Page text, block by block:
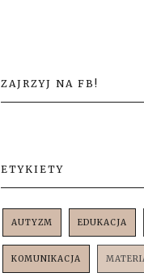
ZAJRZYJ NA FB!
ETYKIETY
AUTYZM EDUKACJA
KOMUNIKACJA